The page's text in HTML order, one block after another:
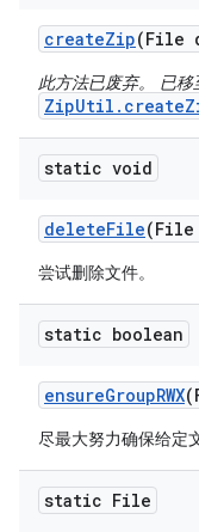
createZip(File
此方法已废弃。 已移
static void
deleteFile
尝试删除文件。
static boolean
ensureGroupRWX
尽最大努力确保给定
static File